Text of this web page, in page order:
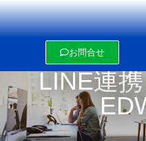
内
容
を
ッ
お問合せ
LINE連